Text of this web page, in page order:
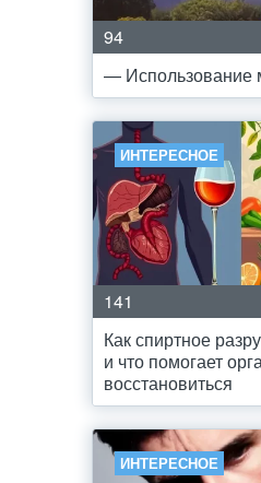
94
— Использование
ИНТЕРЕСНОЕ
141
Как спиртное
и что помогает
восстановиться
ИНТЕРЕСНОЕ